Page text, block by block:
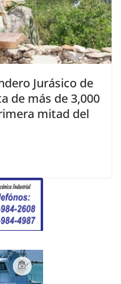
Jurásico de
de más de 3,000
mitad del